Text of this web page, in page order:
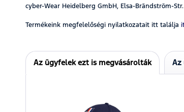
cyber-Wear Heidelberg GmbH, Elsa-Brändström-
Termékeink megfelelőségi nyilatkozatait itt találja
Az ügyfelek ezt is megvásárolták Az